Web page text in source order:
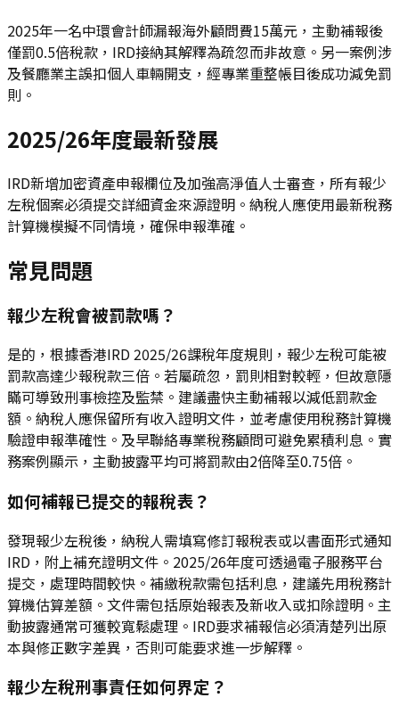
2025年一名中環會計師漏報海外顧問費15萬元，主動補報後
僅罰0.5倍稅款，IRD接納其解釋為疏忽而非故意。另一案例涉
及餐廳業主誤扣個人車輛開支，經專業重整帳目後成功減免罰
則。
2025/26年度最新發展
IRD新增加密資產申報欄位及加強高淨值人士審查，所有報少
左稅個案必須提交詳細資金來源證明。納稅人應使用最新稅務
計算機模擬不同情境，確保申報準確。
常見問題
報少左稅會被罰款嗎？
是的，根據香港IRD 2025/26課稅年度規則，報少左稅可能被
罰款高達少報稅款三倍。若屬疏忽，罰則相對較輕，但故意隱
瞞可導致刑事檢控及監禁。建議盡快主動補報以減低罰款金
額。納稅人應保留所有收入證明文件，並考慮使用稅務計算機
驗證申報準確性。及早聯絡專業稅務顧問可避免累積利息。實
務案例顯示，主動披露平均可將罰款由2倍降至0.75倍。
如何補報已提交的報稅表？
發現報少左稅後，納稅人需填寫修訂報稅表或以書面形式通知
IRD，附上補充證明文件。2025/26年度可透過電子服務平台
提交，處理時間較快。補繳稅款需包括利息，建議先用稅務計
算機估算差額。文件需包括原始報表及新收入或扣除證明。主
動披露通常可獲較寬鬆處理。IRD要求補報信必須清楚列出原
本與修正數字差異，否則可能要求進一步解釋。
報少左稅刑事責任如何界定？